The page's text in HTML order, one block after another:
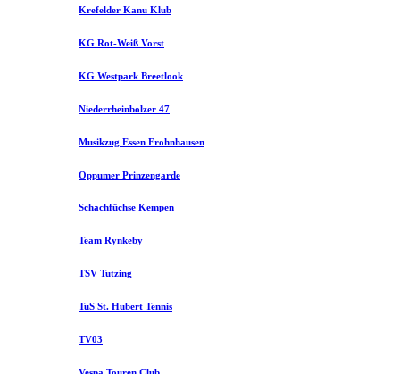
Krefelder Kanu Klub
KG Rot-Weiß Vorst
KG Westpark Breetlook
Niederrheinbolzer 47
Musikzug Essen Frohnhausen
Oppumer Prinzengarde
Schachfüchse Kempen
Team Rynkeby
TSV Tutzing
TuS St. Hubert Tennis
TV03